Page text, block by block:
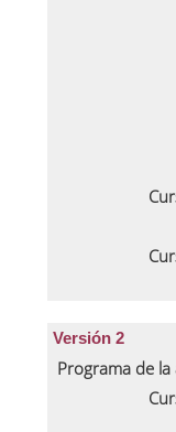
Versión 2
Programa de